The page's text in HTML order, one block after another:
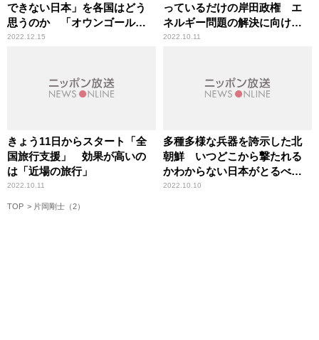
できない日本」を各国はどう
思うのか 「オウンゴール」
で失点しているような状況
2022.12.15
っているだけの岸田政権 エ
ネルギー問題の解決に向け
「足りないこと」
2022.10.11
きょう11日からスタート「全
国旅行支援」 効果が高いの
は「近場の旅行」
2022.10.11
多種多様な兵器を誇示した北
朝鮮 いつどこから撃たれる
かわからない日本がとるべき
「抜本的対策」
2022.10.10
TOP 片岡剛士（2）